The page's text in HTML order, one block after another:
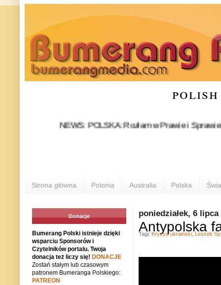
NEWS: POLSKA: Rozłam w Prawie i
Strona główna Polonia Australia Polska
poniedziałek, 6 lipca
Antypolska
Tagi: Kryzys ukraiński Leszek
Donacje
Bumerang Polski istnieje dzięki
wsparciu Sponsorów i
Czytelników portalu. Twoja
donacja też liczy się! DONACJE
Zostań stałym lub czasowym
patronem Bumeranga Polskiego:
PATREON